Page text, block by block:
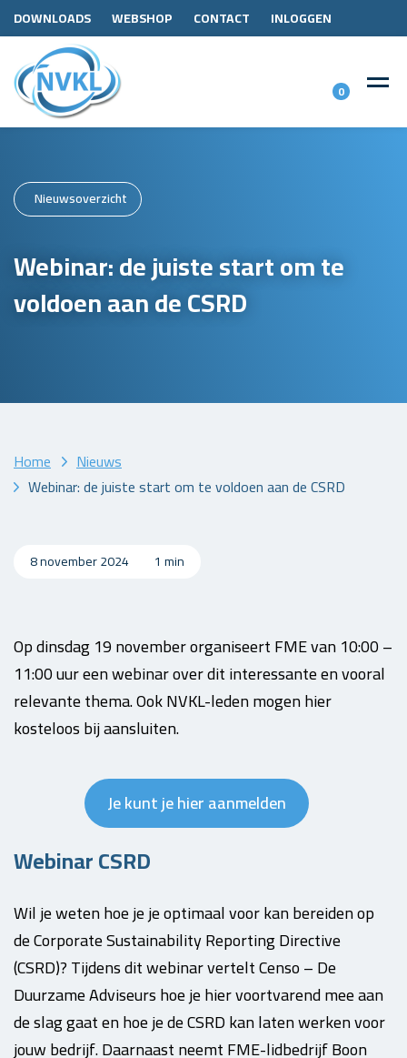
DOWNLOADS WEBSHOP CONTACT INLOGGEN
0
Nieuwsoverzicht
Webinar: de juiste start om te
voldoen aan de CSRD
Home
Nieuws
Webinar: de juiste start om te voldoen aan de CSRD
8 november 2024 1 min
Op dinsdag 19 november organiseert FME van 10:00 –
11:00 uur een webinar over dit interessante en vooral
relevante thema. Ook NVKL-leden mogen hier
kosteloos bij aansluiten.
Je kunt je hier aanmelden
Webinar CSRD
Wil je weten hoe je je optimaal voor kan bereiden op
de Corporate Sustainability Reporting Directive
(CSRD)? Tijdens dit webinar vertelt Censo – De
Duurzame Adviseurs hoe je hier voortvarend mee aan
de slag gaat en hoe je de CSRD kan laten werken voor
jouw bedrijf. Daarnaast neemt FME-lidbedrijf Boon